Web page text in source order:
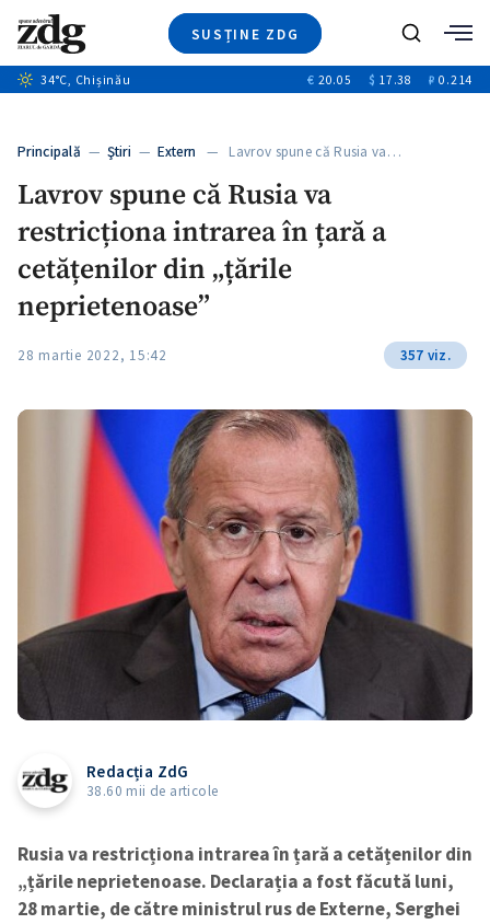
SUSȚINE ZDG
Ştiri
+12
Special
Blog
Caută
34°C, Chișinău € 20.05 $ 17.38 ₽ 0.214
Principală — Ştiri — Extern — Lavrov spune că Rusia va…
Lavrov spune că Rusia va
restricționa intrarea în țară a
cetățenilor din „țările
neprietenoase”
28 martie 2022, 15:42 357 viz.
Redacția ZdG
38.60 mii de articole
Rusia va restricționa intrarea în țară a cetățenilor din
„țările neprietenoase. Declarația a fost făcută luni,
28 martie, de către ministrul rus de Externe, Serghei